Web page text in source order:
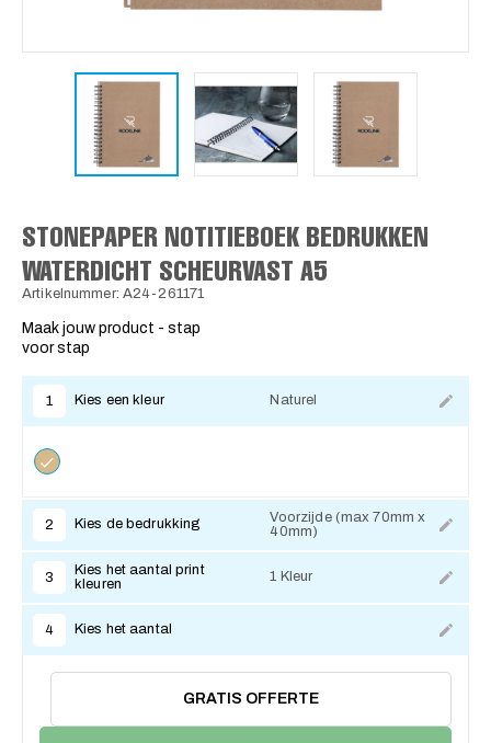
STONEPAPER NOTITIEBOEK BEDRUKKEN
WATERDICHT SCHEURVAST A5
Artikelnummer: A24-261171
Maak jouw product - stap
voor stap
1 Kies een kleur Naturel
2 Kies de bedrukking
Voorzijde (max 70mm x
40mm)
3
Kies het aantal print
kleuren
1 Kleur
4 Kies het aantal
GRATIS OFFERTE